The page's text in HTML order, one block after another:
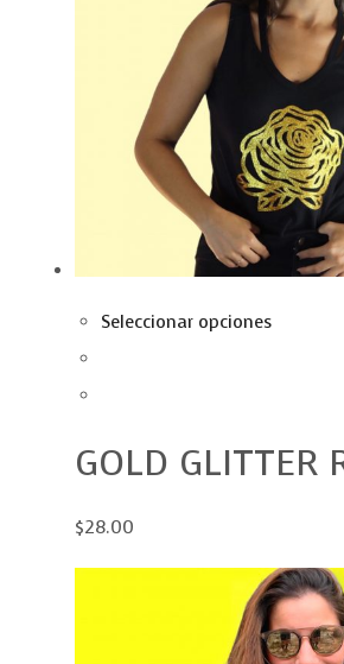
Seleccionar opciones
GOLD GLITTER
$28.00